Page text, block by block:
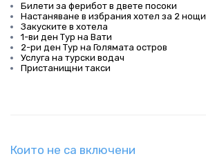
Билети за ферибот в двете посоки
Настаняване в избрания хотел за 2 нощи
Закуските в хотела
1-ви ден Тур на Вати
2-ри ден Тур на Голямата остров
Услуга на турски водач
Пристанищни такси
Които не са включени